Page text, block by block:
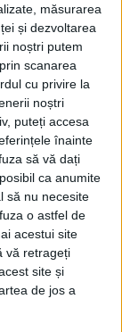
măsurarea
și dezvoltarea
noștri putem
scanarea
cu privire la
noștri
puteți accesa
înainte
să vă dați
ca anumite
să nu necesite
o astfel de
acestui site
vă retrageți
site și
de jos a
au ruinat
România
SĂ NE URMĂRIȚI